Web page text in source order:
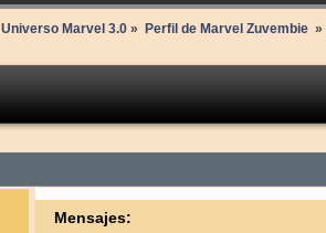
Universo Marvel 3.0» Perfil de Marvel Zuvembie »
Mensajes: